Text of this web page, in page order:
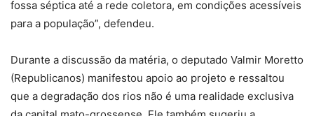
fossa séptica até a rede coletora, em condições acessíveis
para a população”, defendeu.
Durante a discussão da matéria, o deputado Valmir Moretto
(Republicanos) manifestou apoio ao projeto e ressaltou
que a degradação dos rios não é uma realidade exclusiva